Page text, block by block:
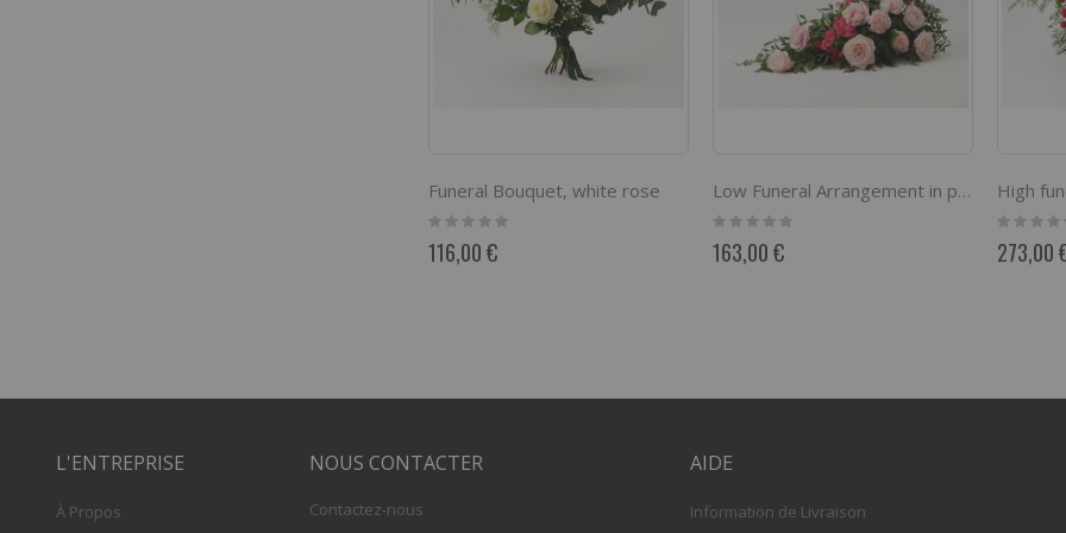
Funeral Bouquet, white rose
Rating:
0%
116,00 €
Low Funeral Arrangement in pink
Rating:
0%
163,00 €
Rating:
0%
273,00
L'ENTREPRISE
À Propos
NOUS CONTACTER
Contactez-nous
AIDE
Information de Livraison